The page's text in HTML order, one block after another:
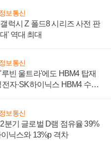
보통신
럭시 Z 폴드8 시리즈 사전 판
' 역대 최대
보통신
빈 울트라'에도 HBM4 탑재
자·SK하이닉스 HBM4 수율
보통신
분기 글로벌 D램 점유율 39%
닉스와 13%p 격차